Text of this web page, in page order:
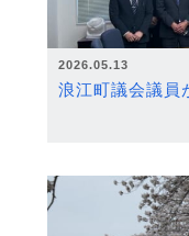
2026.05.13
浪江町議会議員